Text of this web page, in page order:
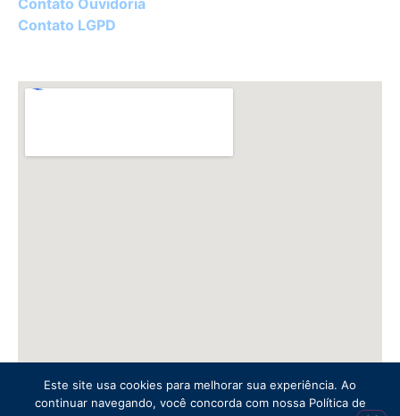
Contato Ouvidoria
Contato LGPD
Este site usa cookies para melhorar sua experiência. Ao
continuar navegando, você concorda com nossa Política de